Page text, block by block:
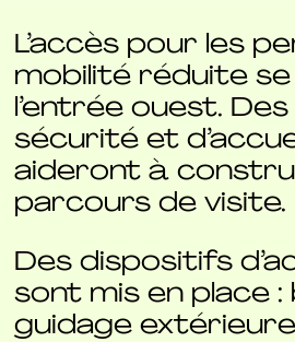
L’accès pour les
mobilité réduite
l’entrée ouest.
sécurité et
aideront à
parcours de visite.
Des dispositifs
sont mis en place :
guidage